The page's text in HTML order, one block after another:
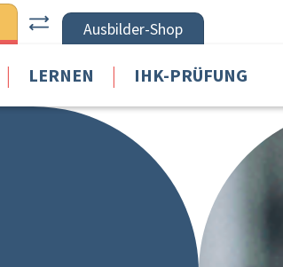
Ausbilder-Shop
| LERNEN | IHK-PRÜFUNG